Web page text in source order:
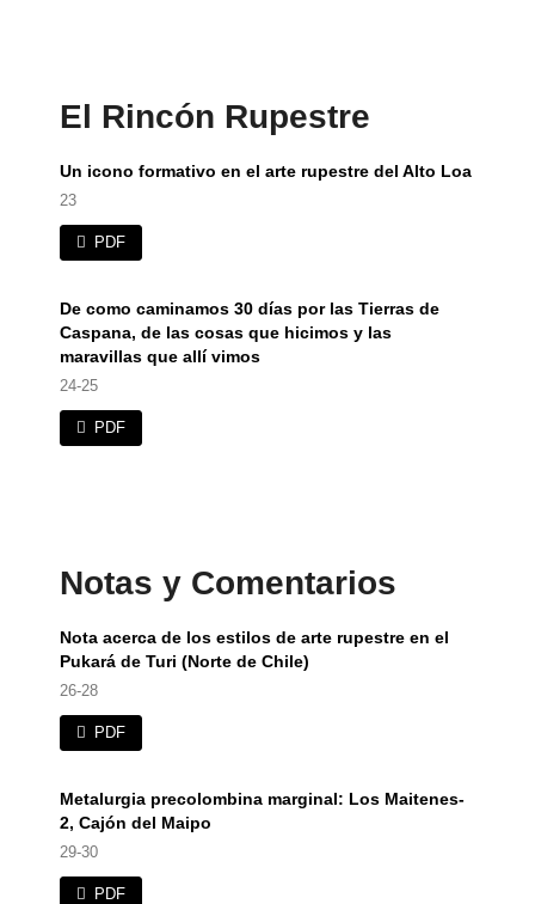
El Rincón Rupestre
Un icono formativo en el arte rupestre del Alto Loa
23
PDF
De como caminamos 30 días por las Tierras de
Caspana, de las cosas que hicimos y las
maravillas que allí vimos
24-25
PDF
Notas y Comentarios
Nota acerca de los estilos de arte rupestre en el
Pukará de Turi (Norte de Chile)
26-28
PDF
Metalurgia precolombina marginal: Los Maitenes-
2, Cajón del Maipo
29-30
PDF